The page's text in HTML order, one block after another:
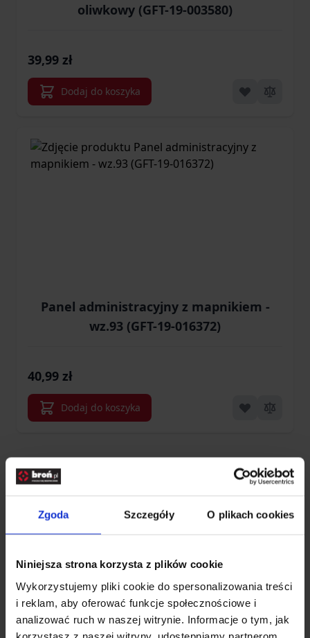
Zgoda Szczegóły O plikach cookies
Niniejsza strona korzysta z plików cookie
Wykorzystujemy pliki cookie do spersonalizowania treści
i reklam, aby oferować funkcje społecznościowe i
analizować ruch w naszej witrynie. Informacje o tym, jak
korzystasz z naszej witryny, udostępniamy partnerom
oliwkowy (GFT-19-003580)
39,99 zł
Dodaj do koszyka
Panel administracyjny z mapnikiem -
wz.93 (GFT-19-016372)
40,99 zł
Dodaj do koszyka
Produkty3
Ekwipunek zabierany na wypady w teren ma
warto miećorganizer terenowy . Jego szerokie
na łatwy i szybki dostęp do rzeczy niezbędnych.
Umożliwia także należyte zabezpieczenie cennych
przedmiotów, takich jak telefon, pieniądze czy